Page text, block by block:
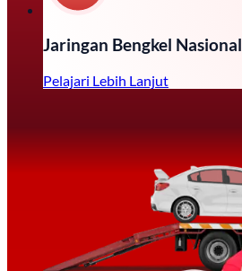
Jaringan Bengkel Nasional
Pelajari Lebih Lanjut